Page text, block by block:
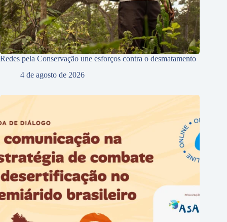
Redes pela Conservação une esforços contra o desmatamento
4 de agosto de 2026